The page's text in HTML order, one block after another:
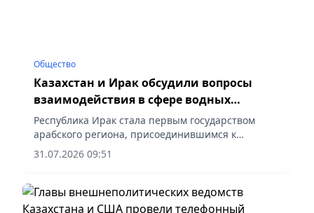
Общество
Казахстан и Ирак обсудили вопросы
взаимодействия в сфере водных
ресурсов
Республика Ирак стала первым государством
арабского региона, присоединившимся к
Хельсинкской водной конвенции, сообщает
vapress.kz.
31.07.2026 09:51